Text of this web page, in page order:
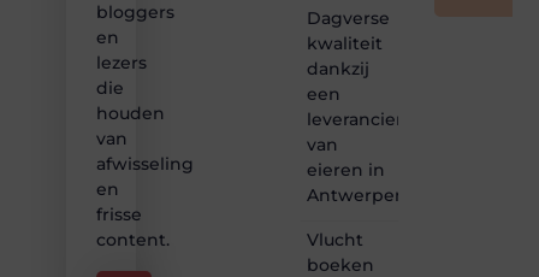
bloggers
en
lezers
die
houden
van
afwisseling
en
frisse
content.
Dagverse
kwaliteit
dankzij
een
leverancier
van
eieren in
Antwerpen
Vlucht
boeken